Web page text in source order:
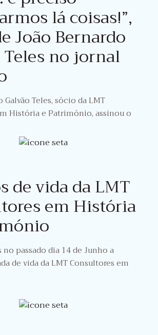
lá coisas!”,
João Bernardo
Teles no jornal
Galvão Teles, sócio da LMT
História e Património, assinou o
de vida da LMT
em História
passado dia 14 de Junho a
de vida da LMT Consultores em